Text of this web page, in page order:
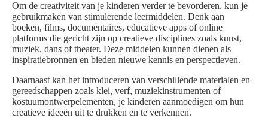
Om de creativiteit van je kinderen verder te bevorderen, kun je
gebruikmaken van stimulerende leermiddelen. Denk aan
boeken, films, documentaires, educatieve apps of online
platforms die gericht zijn op creatieve disciplines zoals kunst,
muziek, dans of theater. Deze middelen kunnen dienen als
inspiratiebronnen en bieden nieuwe kennis en perspectieven.
Daarnaast kan het introduceren van verschillende materialen en
gereedschappen zoals klei, verf, muziekinstrumenten of
kostuumontwerpelementen, je kinderen aanmoedigen om hun
creatieve ideeën uit te drukken en te verkennen.